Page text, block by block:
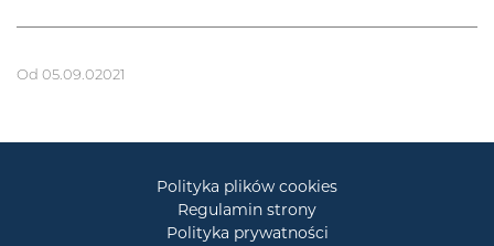
Od 05.09.02021
Polityka plików cookies
Regulamin strony
Polityka prywatności